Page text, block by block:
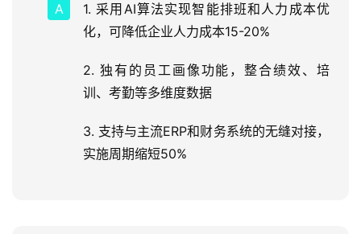
1. 采用AI算法实现智能排班和人力成本优
化，可降低企业人力成本15-20%
2. 独有的员工画像功能，整合绩效、培
训、考勤等多维度数据
3. 支持与主流ERP和财务系统的无缝对接，
实施周期缩短50%